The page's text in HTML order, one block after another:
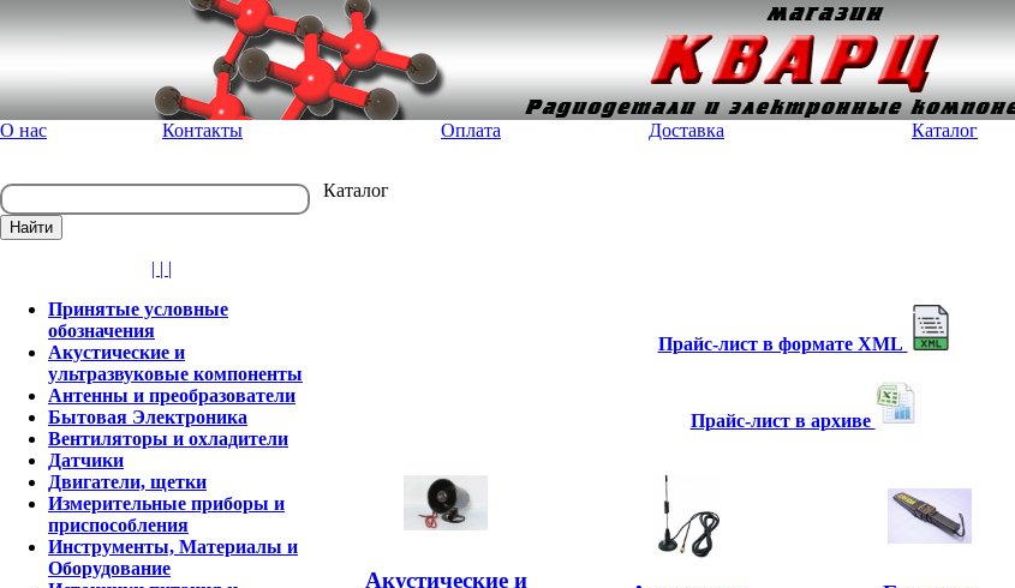
О нас Контакты Оплата Доставка Каталог
Каталог
| | |
Принятые условные
обозначения
Акустические и
ультразвуковые компоненты
Антенны и преобразователи
Бытовая Электроника
Вентиляторы и охладители
Датчики
Двигатели, щетки
Измерительные приборы и
приспособления
Инструменты, Материалы и
Оборудование
Прайс-лист в формате XML
Прайс-лист в архиве
Акустические и